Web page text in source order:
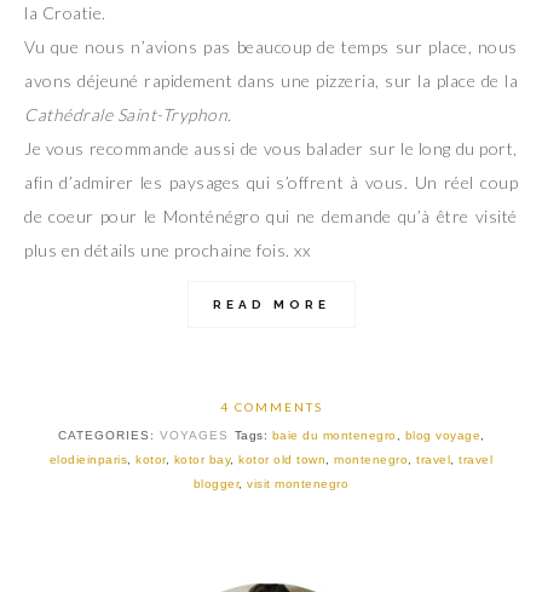
la Croatie.
Vu que nous n’avions pas beaucoup de temps sur place, nous
avons déjeuné rapidement dans une pizzeria, sur la place de la
Cathédrale Saint-Tryphon.
Je vous recommande aussi de vous balader sur le long du port,
afin d’admirer les paysages qui s’offrent à vous. Un réel coup
de coeur pour le Monténégro qui ne demande qu’à être visité
plus en détails une prochaine fois. xx
READ MORE
4 COMMENTS
CATEGORIES: VOYAGES Tags: baie du montenegro blog voyage
elodieinparis ,kotor, kotor bay,kotor old town ,montenegro ,travel ,travel
blogger,visit montenegro